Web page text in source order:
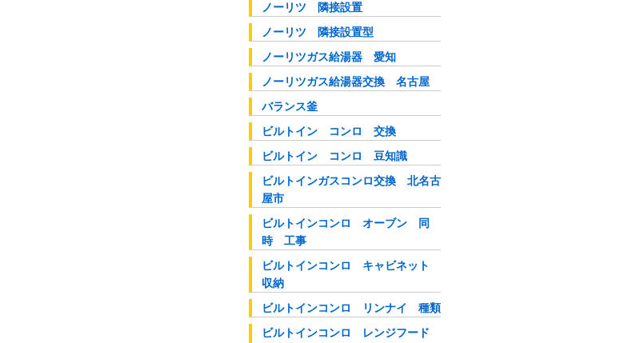
ノーリツ 隣接設置
ノーリツ 隣接設置型
ノーリツガス給湯器 愛知
ノーリツガス給湯器交換 名古屋
バランス釜
ビルトイン コンロ 交換
ビルトイン コンロ 豆知識
ビルトインガスコンロ交換 北名古
屋市
ビルトインコンロ オーブン 同
時 工事
ビルトインコンロ キャビネット
収納
ビルトインコンロ リンナイ 種類
ビルトインコンロ レンジフード